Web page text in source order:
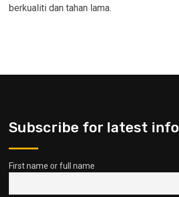
berkualiti dan tahan lama.
Subscribe for latest info
First name or full name